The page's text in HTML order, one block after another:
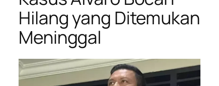
Hilang yang Ditemukan
Meninggal